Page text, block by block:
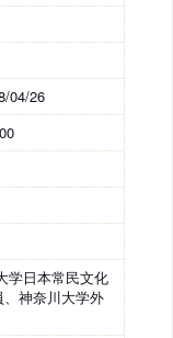
04/26
学日本常民文化
神奈川大学外